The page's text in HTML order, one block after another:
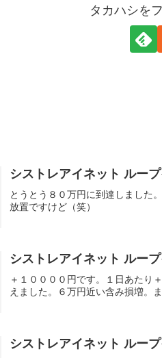
タカハシを
シストレアイネット ルー
とうとう８０万円に到達しました
放置ですけど（笑）
シストレアイネット ルー
＋１００００円です。１日あたり
えました。６万円近い含み損増。
シストレアイネット ルー